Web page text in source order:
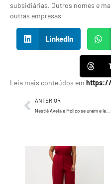
subsidiárias. Outros nomes e
outras empresas
LinkedIn
Leia mais conteúdos em https://
ANTERIOR